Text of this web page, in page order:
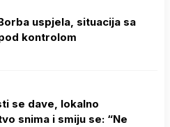
uspjela, situacija sa
kontrolom
se dave, lokalno
snima i smiju se: “Ne